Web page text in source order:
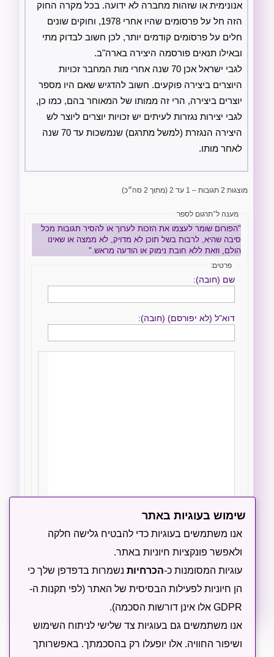
אנונימית או שזהות מחברה לא ידועה. בכל מקרה החוק
הזה חל על פרסומים שהיו אחרי 1978, וחוקים שונים
חלים על פרסומים קודמים יותר, לכן חשוב לבדוק מתי
ובאילו תנאים פורסמה היצירה בארה"ב.
לגבי ישראל אכן 70 שנה אחרי מות המחבר זכויות
היוצרים ביצירה פוקעים. חשוב להדגיש שאם היו מספר
יוצרים ביצירה, הרי זה ממותו של המאוחר בהם, כמו כן,
לגבי יצירות נגזרות לעיתים יש זכויות יוצרים ליוצר לש
היצירה הנגזרת (למשל מתרגם) שנמשכות עד 70 שנה
לאחר מותו.
מוצגות 2 תגובות – 1 עד 2 (מתוך 2 סה״כ)
מענה ל־תרגום לספר
"הפורום שומר לעצמו את הזכות לערוך או להסיר תגובות מכל
סיבה שהיא, לרבות בשל תוכן לא מדויק, לא ממצה או שאינו
הולם, וזאת ללא חובת נימוק או הודעה מראש."
פרטים:
שם (חובה):
דוא"ל (לא יפורסם) (חובה):
הודיעו לי על תגובות חדשות באמצעות מייל
שימוש בעוגיות באתר
אנו משתמשים בעוגיות כדי להבטיח גלישה חלקה
ולאפשר פונקציות חיוניות באתר.
עוגיות המסומנות כ-הכרחיותנשמרות בדפדפן שלך כי
הן חיוניות לפעילות הבסיסית של האתר (לפי תקנות ה-
GDPR אלו אינן דורשות הסכמה).
אנו משתמשים גם בעוגיות צד שלישי לניתוח השימוש
ושיפור החוויה. אלו יופעלו רק בהסכמתך. באפשרותך